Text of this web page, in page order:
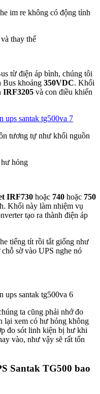
im re không có động tỉnh
thay thế
từ điện áp bình, chúng tôi
Bus khoảng 350VDC. Khối
IRF3205 và con điều khiển
tương tự như khối nguồn
hỏng
IRF730 hoặc 740 hoặc 750
Khối này làm nhiệm vụ
tạo ra thành điện áp
tiếng tít rồi tắt giống như
sờ vào UPS nghe nó
ta cũng phải nhớ đo
lại xem có hư hỏng không
đo sót linh kiện bị hư khi
vào, như vậy sẽ rất tốn
Santak TG500 bao